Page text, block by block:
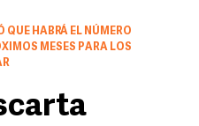
QUE HABRÁ EL NÚMERO
MESES PARA LOS